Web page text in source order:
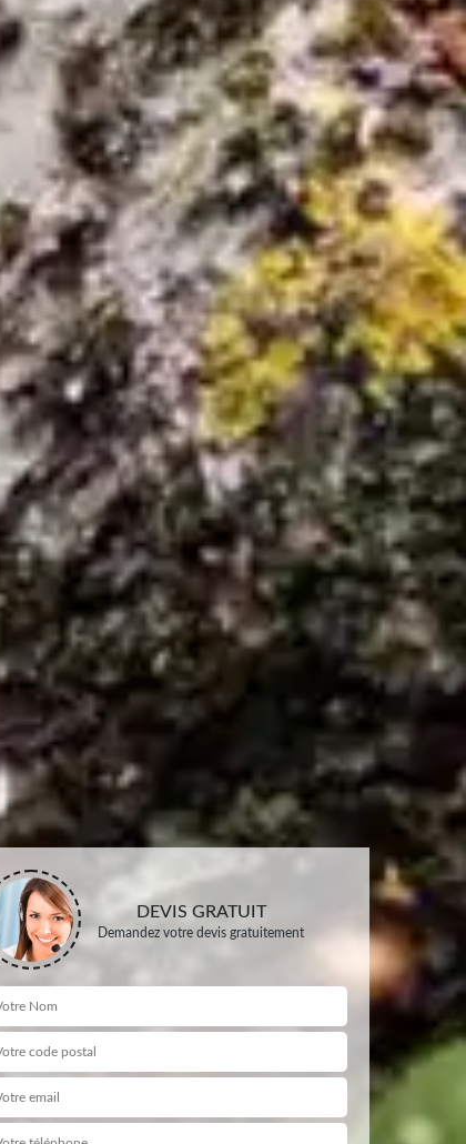
DEVIS GRATUIT
Demandez votre devis gratuitement